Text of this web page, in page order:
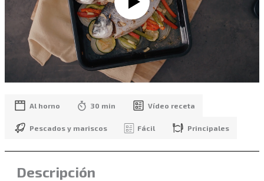
Al horno 30 min Vídeo receta
Pescados y mariscos Fácil Principales
Descripción